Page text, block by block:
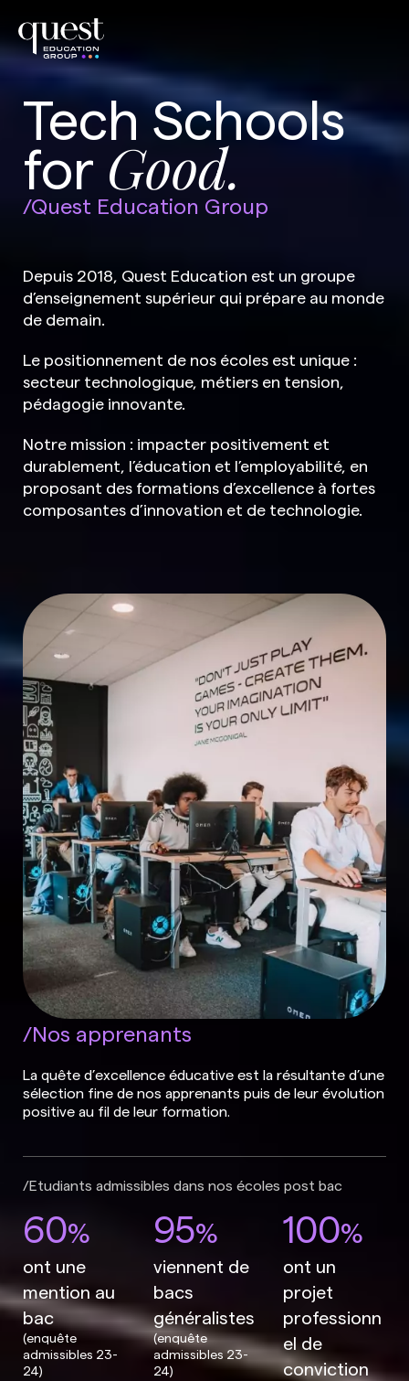
Tech Schools
for Good.
/Quest Education Group
Depuis 2018, Quest Education est un groupe
d’enseignement supérieur qui prépare au monde
de demain.
Le positionnement de nos écoles est unique :
secteur technologique, métiers en tension,
pédagogie innovante.
Notre mission : impacter positivement et
durablement, l’éducation et l’employabilité, en
proposant des formations d’excellence à fortes
composantes d’innovation et de technologie.
Nos apprenants
La quête d’excellence éducative est la résultante d’une
sélection fine de nos apprenants puis de leur évolution
positive au fil de leur formation.
Etudiants admissibles dans nos écoles post bac
60%
ont une
mention au
bac
(enquête
admissibles 23-
24)
95%
viennent de
bacs
généralistes
(enquête
admissibles 23-
24)
100%
ont un
projet
professionn
el de
conviction